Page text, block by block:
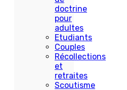
doctrine
pour
adultes
Etudiants
Couples
Récollections
et
retraites
Scoutisme